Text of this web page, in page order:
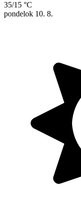
35/15 °C
pondelok 10. 8.